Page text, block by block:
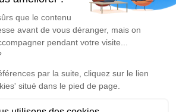
dédié à honorer la
ALINAT.
2024 à 15h00